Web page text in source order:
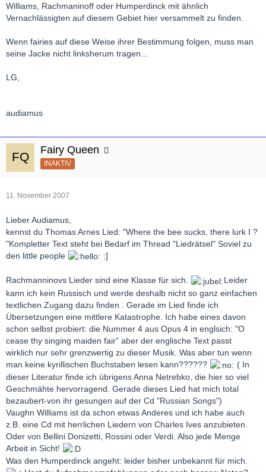
Williams, Rachmaninoff oder Humperdinck mit ähnlich
Vernachlässigten auf diesem Gebiet hier versammelt zu finden.
Wenn fairies auf diese Weise ihrer Bestimmung folgen, muss man
seine Jacke nicht linksherum tragen...
LG,
audiamus
Fairy Queen
INAKTIV
11. November 2007
Lieber Audiamus,
kennst du Thomas Arnes Lied: "Where the bee sucks, there lurk I ?
"Kompletter Text steht bei Bedarf im Thread "Liedrätsel" Soviel zu
den little people
:]
Rachmanninovs Lieder sind eine Klasse für sich.
Leider
kann ich kein Russisch und werde deshalb nicht so ganz einfachen
textlichen Zugang dazu finden . Gerade im Lied finde ich
Übersetzungen eine mittlere Katastrophe. Ich habe eines davon
schon selbst probiert: die Nummer 4 aus Opus 4 in englsich: "O
cease thy singing maiden fair" aber der englische Text passt
wirklich nur sehr grenzwertig zu dieser Musik. Was aber tun wenn
man keine kyrillischen Buchstaben lesen kann??????
( In
dieser Literatur finde ich übrigens Anna Netrebko, die hier so viel
Geschmähte hervorragend. Gerade dieses Lied hat mich total
bezaubert-von ihr gesungen auf der Cd "Russian Songs")
Vaughn Williams ist da schon etwas Anderes und ich habe auch
z.B. eine Cd mit herrlichen Liedern von Charles Ives anzubieten.
Oder von Bellini Donizetti, Rossini oder Verdi. Also jede Menge
Arbeit in Sicht!
Was den Humperdinck angeht: leider bisher unbekannt für mich.